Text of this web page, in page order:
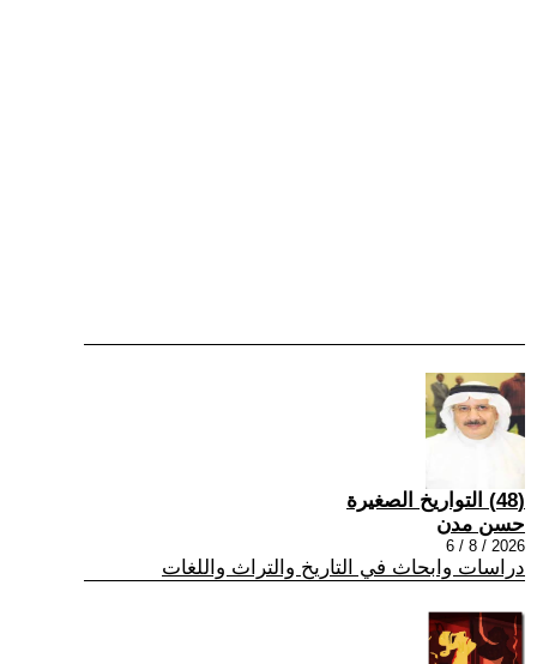
(48) التواريخ الصغيرة
حسن مدن
2026 / 8 / 6
دراسات وابحاث في التاريخ والتراث واللغات